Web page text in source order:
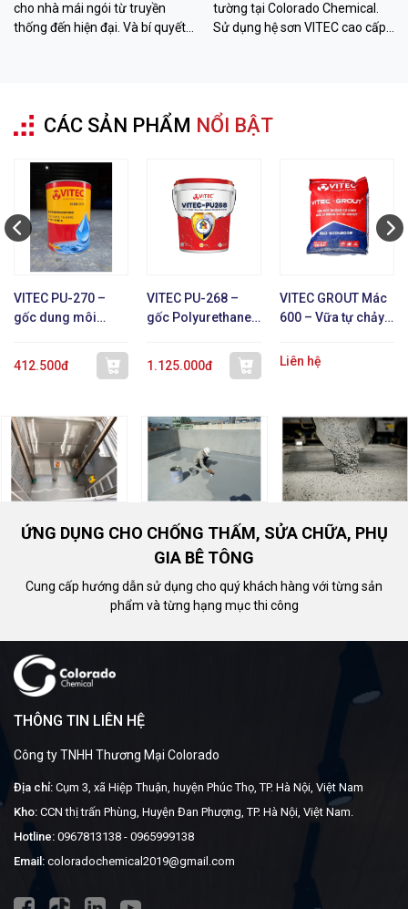
cho nhà mái ngói từ truyền
thống đến hiện đại. Và bí quyết
tường tại Colorado Chemical.
Sử dụng hệ sơn VITEC cao cấp
CÁC SẢN PHẨM NỔI BẬT
VITEC PU-270 –
gốc dung môi
412.500đ
VITEC PU-268 –
gốc Polyurethane 1
1.125.000đ
VITEC GROUT Mác
600 – Vữa tự chảy
Liên hệ
ỨNG DỤNG CHO CHỐNG THẤM, SỬA CHỮA, PHỤ
GIA BÊ TÔNG
Cung cấp hướng dẫn sử dụng cho quý khách hàng với từng sản
phẩm và từng hạng mục thi công
THÔNG TIN LIÊN HỆ
Công ty TNHH Thương Mại Colorado
Địa chỉ: Cụm 3, xã Hiệp Thuận, huyện Phúc Thọ, TP. Hà Nội, Việt Nam
Kho: CCN thị trấn Phùng, Huyện Đan Phượng, TP. Hà Nội, Việt Nam.
Hotline: 0967813138 - 0965999138
Email: coloradochemical2019@gmail.com